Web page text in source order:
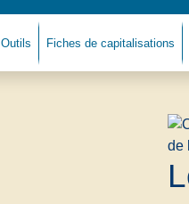
Outils Fiches de capitalisations